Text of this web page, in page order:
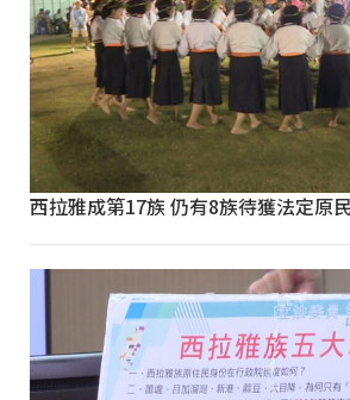
西拉雅成第17族 仍有8族待獲法定原